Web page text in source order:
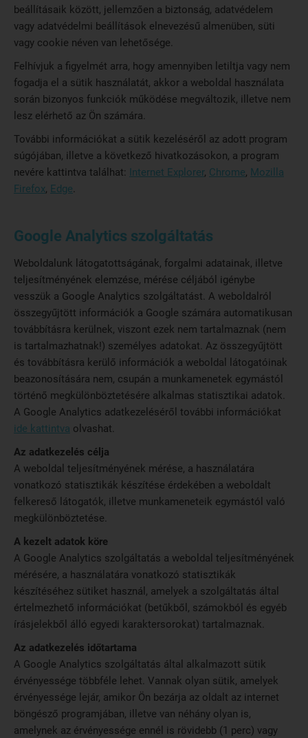
beállításaik között, jellemzően a biztonság, adatvédelem
vagy adatvédelmi beállítások elnevezésű almenüben, süti
vagy cookie néven van lehetősége.
Felhívjuk a figyelmét arra, hogy amennyiben letiltja vagy nem
fogadja el a sütik használatát, akkor a weboldal használata
során bizonyos funkciók működése megváltozik, illetve nem
lesz elérhető az Ön számára.
További információkat a sütik kezeléséről az adott program
súgójában, illetve a következő hivatkozásokon, a program
nevére kattintva találhat: Internet Explorer, Chrome, Mozilla
Firefox, Edge.
Google Analytics szolgáltatás
Weboldalunk látogatottságának, forgalmi adatainak, illetve
teljesítményének elemzése, mérése céljából igénybe
vesszük a Google Analytics szolgáltatást. A weboldalról
összegyűjtött információk a Google számára automatikusan
továbbításra kerülnek, viszont ezek nem tartalmaznak (nem
is tartalmazhatnak!) személyes adatokat. Az összegyűjtött
és továbbításra kerülő információk a weboldal látogatóinak
beazonosítására nem, csupán a munkamenetek egymástól
történő megkülönböztetésére alkalmas statisztikai adatok.
A Google Analytics adatkezeléséről további információkat
ide kattintva olvashat.
Az adatkezelés célja
A weboldal teljesítményének mérése, a használatára
vonatkozó statisztikák készítése érdekében a weboldalt
felkereső látogatók, illetve munkameneteik egymástól való
megkülönböztetése.
A kezelt adatok köre
A Google Analytics szolgáltatás a weboldal teljesítményének
mérésére, a használatára vonatkozó statisztikák
készítéséhez sütiket használ, amelyek a szolgáltatás által
értelmezhető információkat (betűkből, számokból és egyéb
írásjelekből álló egyedi karaktersorokat) tartalmaznak.
Az adatkezelés időtartama
A Google Analytics szolgáltatás által alkalmazott sütik
érvényessége többféle lehet. Vannak olyan sütik, amelyek
érvényessége lejár, amikor Ön bezárja az oldalt az internet
böngésző programjában, illetve van néhány olyan is,
amelynek az érvényessége ennél is rövidebb (1 perc) vagy